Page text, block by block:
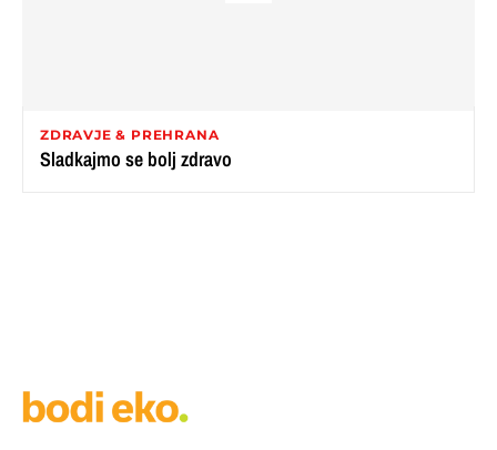
ZDRAVJE & PREHRANA
Sladkajmo se bolj zdravo